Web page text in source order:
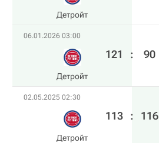
Детройт
06.01.2026 03:00
Детройт
121 : 90
02.05.2025 02:30
Детройт
113 : 116